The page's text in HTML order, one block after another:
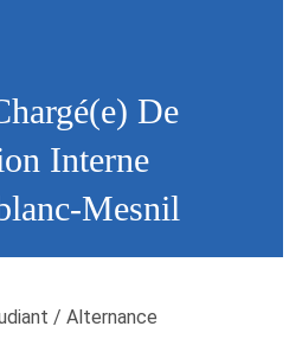
De
Interne
Mesnil
/ Alternance